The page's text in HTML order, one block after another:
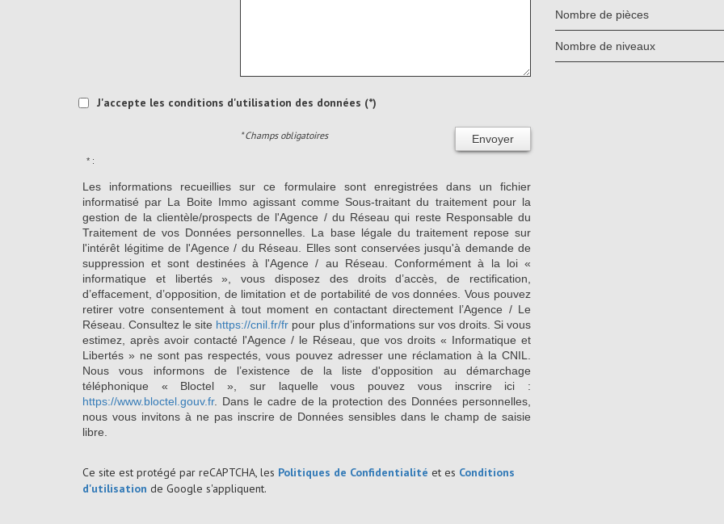
J'accepte les conditions d'utilisation des données (*)
Envoyer
* Champs obligatoires
* :
Les informations recueillies sur ce formulaire sont enregistrées dans un fichier
informatisé par La Boite Immo agissant comme Sous-traitant du traitement pour la
gestion de la clientèle/prospects de l'Agence / du Réseau qui reste Responsable du
Traitement de vos Données personnelles. La base légale du traitement repose sur
l'intérêt légitime de l'Agence / du Réseau. Elles sont conservées jusqu'à demande de
suppression et sont destinées à l'Agence / au Réseau. Conformément à la loi «
informatique et libertés », vous disposez des droits d’accès, de rectification,
d’effacement, d’opposition, de limitation et de portabilité de vos données. Vous pouvez
retirer votre consentement à tout moment en contactant directement l’Agence / Le
Réseau. Consultez le site https://cnil.fr/fr pour plus d’informations sur vos droits. Si vous
estimez, après avoir contacté l'Agence / le Réseau, que vos droits « Informatique et
Libertés » ne sont pas respectés, vous pouvez adresser une réclamation à la CNIL.
Nous vous informons de l’existence de la liste d'opposition au démarchage
téléphonique « Bloctel », sur laquelle vous pouvez vous inscrire ici :
https://www.bloctel.gouv.fr. Dans le cadre de la protection des Données personnelles,
nous vous invitons à ne pas inscrire de Données sensibles dans le champ de saisie
libre.
Ce site est protégé par reCAPTCHA, les Politiques de Confidentialité et es Conditions
d'utilisation de Google s'appliquent.
Nombre de pièces
Nombre de niveaux